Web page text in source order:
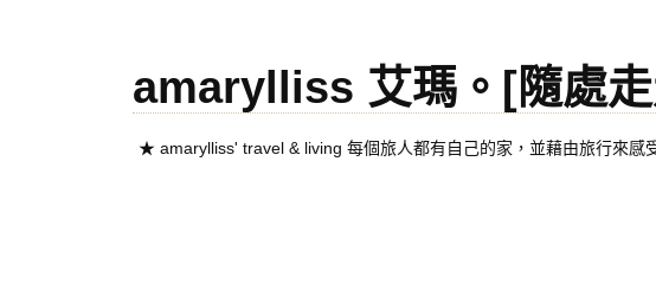
amarylliss 艾瑪。[隨處走
★ amarylliss' travel & living 每個旅人都有自己的家，並藉由旅行來感